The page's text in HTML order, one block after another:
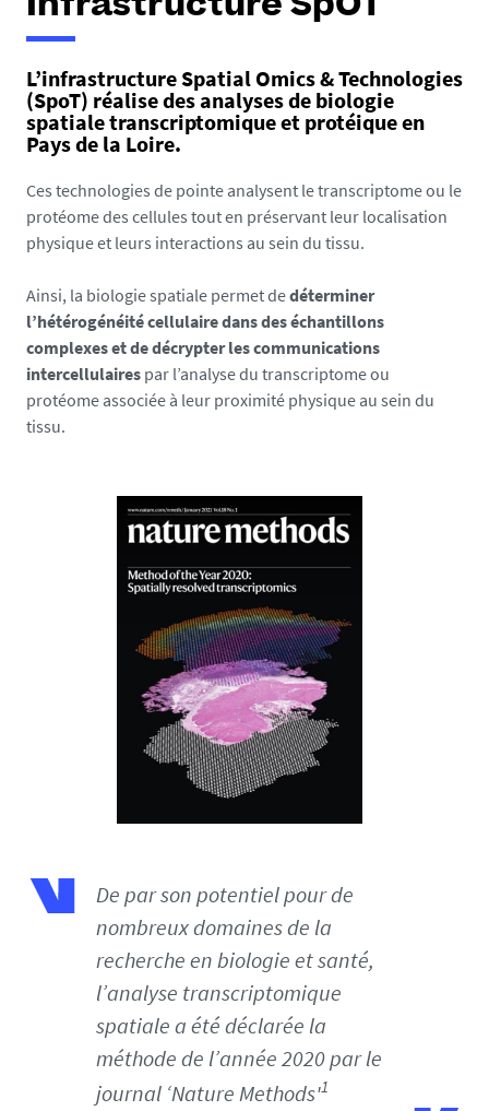
Infrastructure SpOT
L’infrastructure Spatial Omics & Technologies
(SpoT) réalise des analyses de biologie
spatiale transcriptomique et protéique en
Pays de la Loire.
Ces technologies de pointe analysent le transcriptome ou le
protéome des cellules tout en préservant leur localisation
physique et leurs interactions au sein du tissu.
Ainsi, la biologie spatiale permet dedéterminer
l’hétérogénéité cellulaire dans des échantillons
complexes et de décrypter les communications
intercellulaires par l’analyse du transcriptome ou
protéome associée à leur proximité physique au sein du
tissu.
De par son potentiel pour de
nombreux domaines de la
recherche en biologie et santé,
l’analyse transcriptomique
spatiale a été déclarée la
méthode de l’année 2020 par le
journal ‘Nature Methods'1